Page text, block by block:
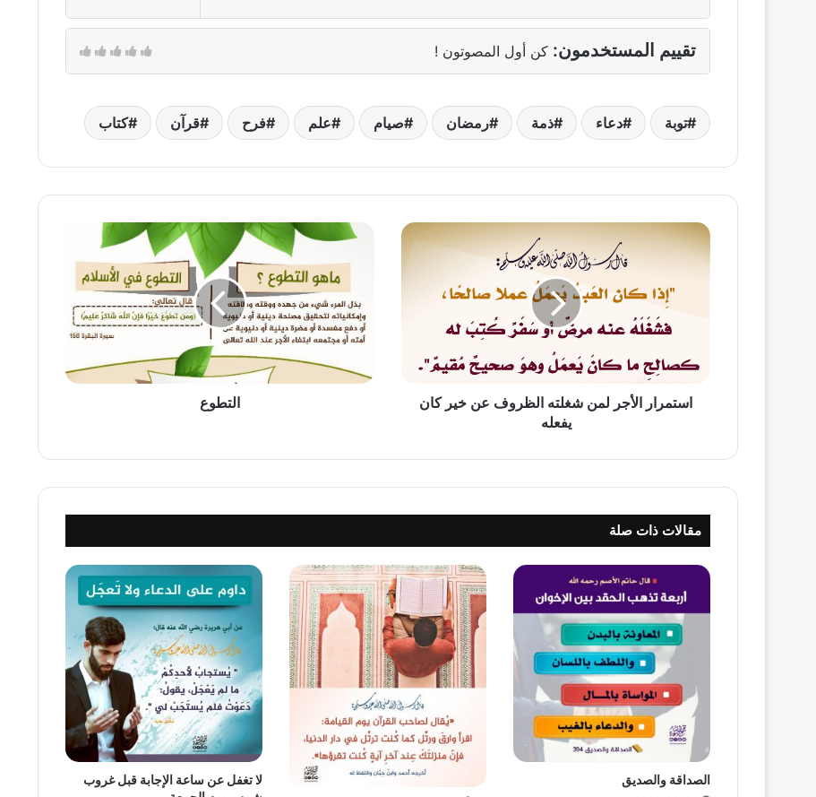
تقييم المستخدمون: كن أول المصوتون !
توبة دعاء ذمة رمضان صيام علم فرح قرآن كتاب
استمرار
الأجر
كان
استمرار الأجر لمن شغلته الظروف عن خير كان
يفعله
التطوع
التطوع
مقالات ذات صلة
الصداقة والصديق
لا تغفل عن ساعة الإجابة قبل غروب